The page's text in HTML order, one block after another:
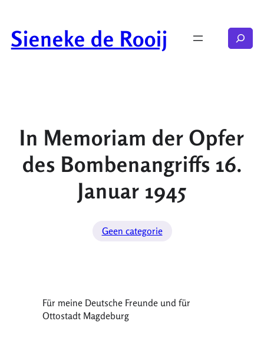
naar
deSieneke de Rooij Zoeken
In Memoriam der Opfer
des Bombenangriffs 16.
Januar 1945
Geen categorie
Für meine Deutsche Freunde und für
Ottostadt Magdeburg